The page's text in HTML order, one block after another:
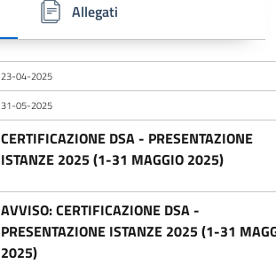
Allegati
23-04-2025
31-05-2025
CERTIFICAZIONE DSA - PRESENTAZIONE
ISTANZE 2025 (1-31 MAGGIO 2025)
AVVISO: CERTIFICAZIONE DSA -
PRESENTAZIONE ISTANZE 2025 (1-31
2025)